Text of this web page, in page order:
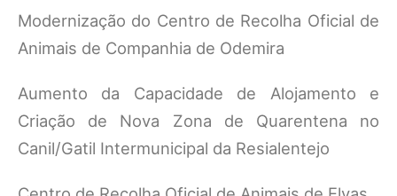
Modernização do Centro de Recolha Oficial de
Animais de Companhia de Odemira
Aumento da Capacidade de Alojamento e
Criação de Nova Zona de Quarentena no
Canil/Gatil Intermunicipal da Resialentejo